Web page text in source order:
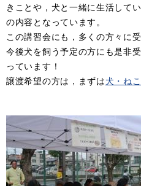
きことや，犬と一緒に生活して
の内容となっています。
この講習会にも，多くの方々に
今後犬を飼う予定の方にも是非
っています！
譲渡希望の方は，まずは犬・ね